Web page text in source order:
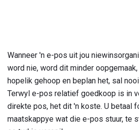
Wanneer 'n e-pos uit jou
word nie, word dit minder
hopelik gehoop en beplan het, sal
Terwyl e-pos relatief goedkoop is in
direkte pos, het dit 'n koste. U betaal
maatskappye wat die e-pos stuur, te